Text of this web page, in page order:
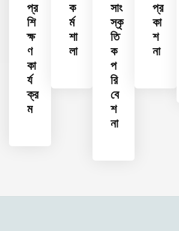
প্র
শি
ক্ষ
ণ
কা
র্য
ক্র
ম
ক
র্ম
শা
লা
সাং
স্কৃ
তি
ক
প
রি
বে
শ
না
প্র
কা
শ
না